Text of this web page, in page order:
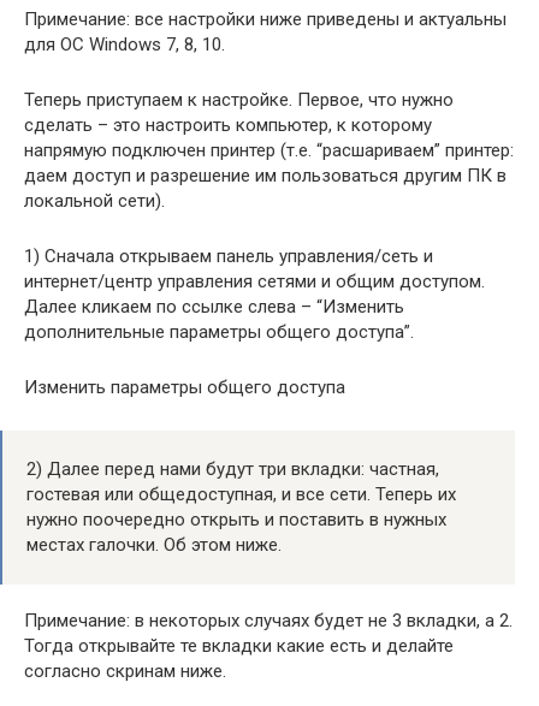
Примечание: все настройки ниже приведены и актуальны
для ОС Windows 7, 8, 10.
Теперь приступаем к настройке. Первое, что нужно
сделать – это настроить компьютер, к которому
напрямую подключен принтер (т.е. “расшариваем” принтер:
даем доступ и разрешение им пользоваться другим ПК в
локальной сети).
1) Сначала открываем панель управления/сеть и
интернет/центр управления сетями и общим доступом.
Далее кликаем по ссылке слева – “Изменить
дополнительные параметры общего доступа”.
Изменить параметры общего доступа
2) Далее перед нами будут три вкладки: частная,
гостевая или общедоступная, и все сети. Теперь их
нужно поочередно открыть и поставить в нужных
местах галочки. Об этом ниже.
Примечание: в некоторых случаях будет не 3 вкладки, а 2.
Тогда открывайте те вкладки какие есть и делайте
согласно скринам ниже.